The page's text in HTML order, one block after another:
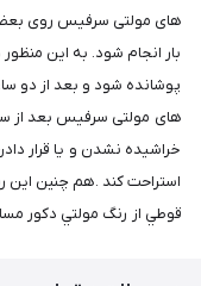
های مولتی سرفیس روی
بار انجام شود. به این منظور
پوشانده شود و بعد از دو
های مولتی سرفیس بعد از
استراحت کند .هم چنين اين
قوطي از رنگ مولتي دكور مساحت 2 متر مربع رنگ